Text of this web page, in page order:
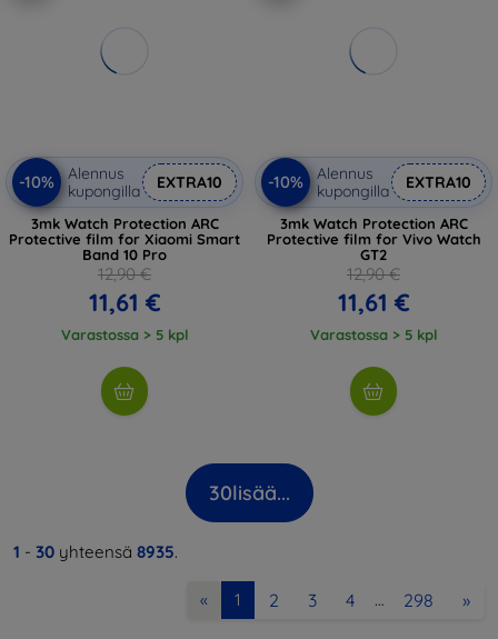
-10%
Alennus
kupongilla
EXTRA10
3mk Watch Protection ARC
Protective film for Xiaomi Smart
Band 10 Pro
12,90 €
11,61 €
Varastossa > 5 kpl
-10%
Alennus
kupongilla
EXTRA10
3mk Watch Protection ARC
Protective film for Vivo Watch
GT2
12,90 €
11,61 €
Varastossa > 5 kpl
30lisää...
1 - 30 yhteensä 8935.
« 1 2 3 4 … 298 »